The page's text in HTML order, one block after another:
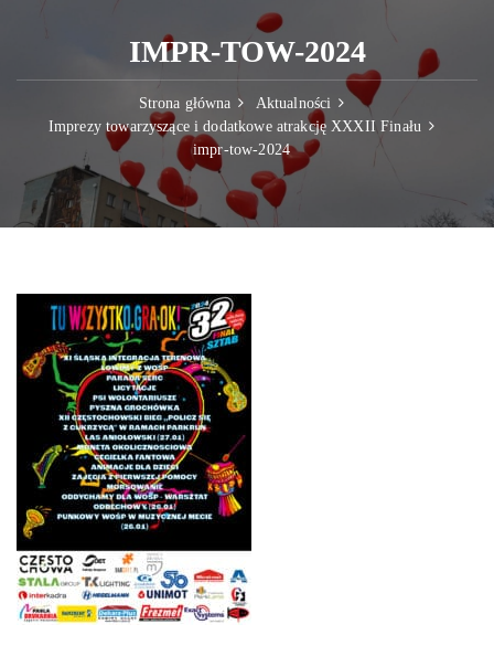
IMPR-TOW-2024
Strona główna
Aktualności
Imprezy towarzyszące i dodatkowe atrakcję XXXII Finału
impr-tow-2024